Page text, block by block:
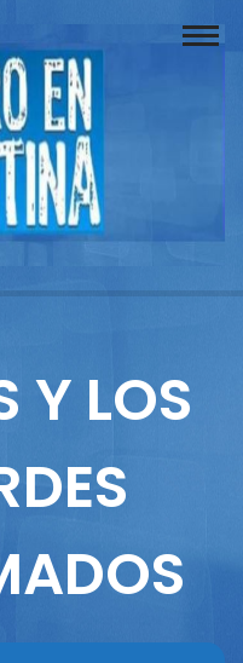
Y LOS